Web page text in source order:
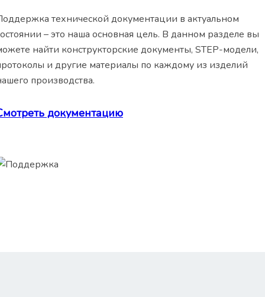
технической документации в актуальном
– это наша основная цель. В данном разделе вы
найти конструкторские документы, STEP-модели,
и другие материалы по каждому из изделий
производства.
документацию